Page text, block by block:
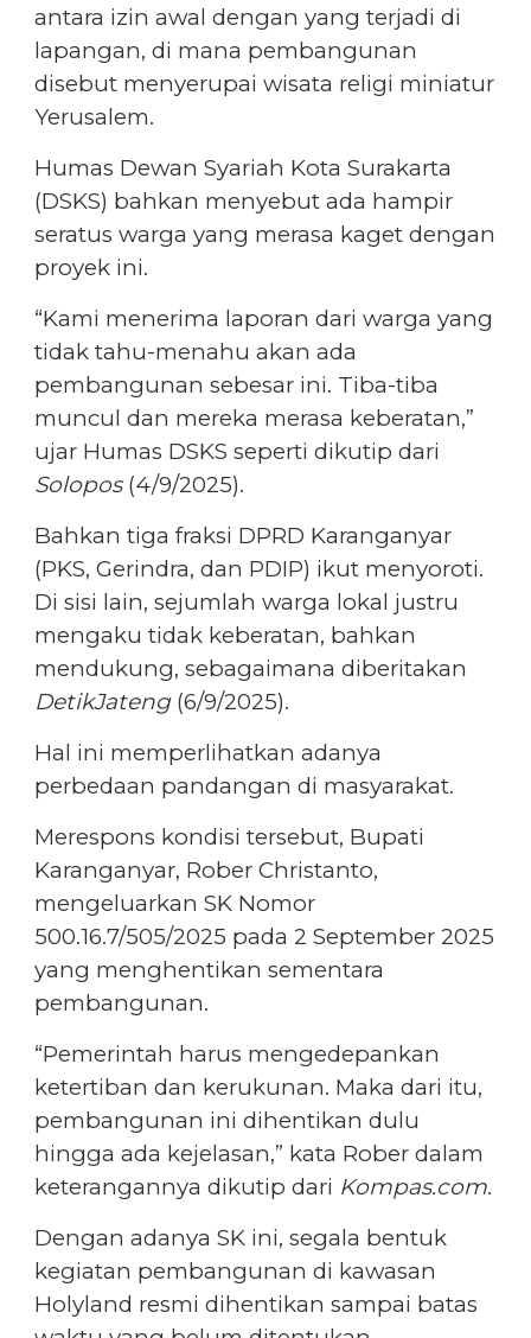
antara izin awal dengan yang terjadi di
lapangan, di mana pembangunan
disebut menyerupai wisata religi miniatur
Yerusalem.
Humas Dewan Syariah Kota Surakarta
(DSKS) bahkan menyebut ada hampir
seratus warga yang merasa kaget dengan
proyek ini.
“Kami menerima laporan dari warga yang
tidak tahu-menahu akan ada
pembangunan sebesar ini. Tiba-tiba
muncul dan mereka merasa keberatan,”
ujar Humas DSKS seperti dikutip dari
Solopos(4/9/2025).
Bahkan tiga fraksi DPRD Karanganyar
(PKS, Gerindra, dan PDIP) ikut menyoroti.
Di sisi lain, sejumlah warga lokal justru
mengaku tidak keberatan, bahkan
mendukung, sebagaimana diberitakan
DetikJateng(6/9/2025).
Hal ini memperlihatkan adanya
perbedaan pandangan di masyarakat.
Merespons kondisi tersebut, Bupati
Karanganyar, Rober Christanto,
mengeluarkan SK Nomor
500.16.7/505/2025 pada 2 September 2025
yang menghentikan sementara
pembangunan.
“Pemerintah harus mengedepankan
ketertiban dan kerukunan. Maka dari itu,
pembangunan ini dihentikan dulu
hingga ada kejelasan,” kata Rober dalam
keterangannya dikutip dari Kompas.com.
Dengan adanya SK ini, segala bentuk
kegiatan pembangunan di kawasan
Holyland resmi dihentikan sampai batas